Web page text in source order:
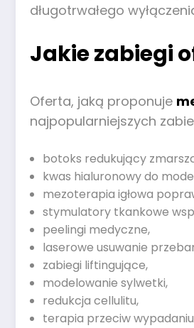
długotrwałego
Jakie zabiegi
Oferta, jaką proponuje
najpopularniejszych
botoks redukujący
kwas hialuronowy do
mezoterapia igłowa
stymulatory tkankowe
peelingi medyczne,
laserowe usuwanie
zabiegi liftingujące,
modelowanie sylwetki,
redukcja cellulitu,
terapia przeciw wypadaniu